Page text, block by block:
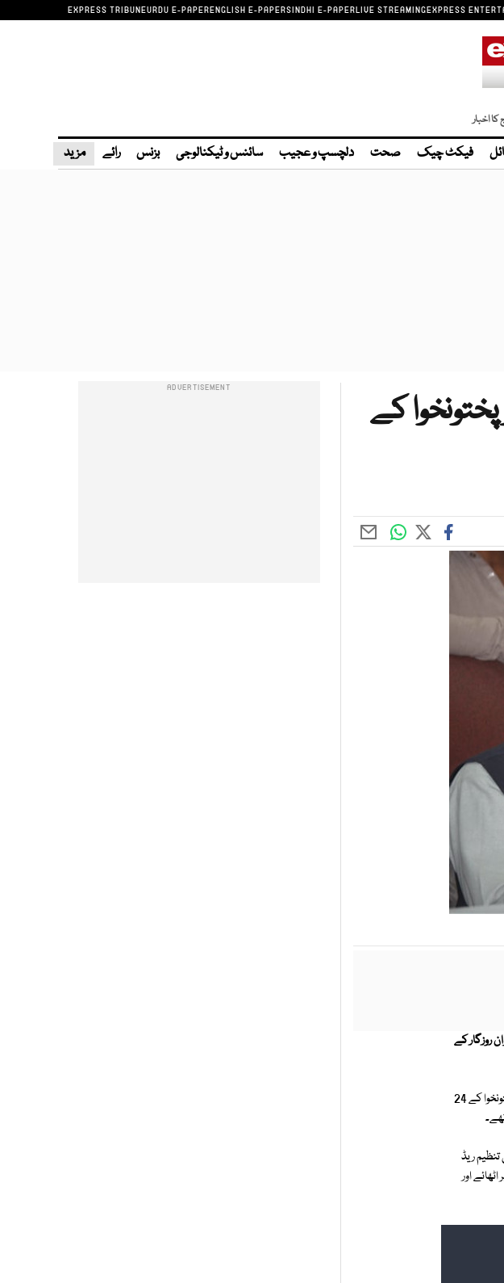
EXPRESS TRIBUNEURDU E-PAPERENGLISH E-PAPERSINDHI E-PAPERLIVE STREAMINGEXPRESS
کا اخبار
فیکٹ چیک صحت دلچسپ و عجیب سائنس و ٹیکنالوجی بزنس رائے مزید
کے
روزگار کے
پشاور میں پریس کانفرنس کرتے ہوئے افغانستان میں لاپتہ خیبر پختونخوا کے نوجوانوں کے لواحقین کا کہنا تھا کہ افغانستان میں خیبر پختونخوا کے 24
ریڈ
سطح پر اٹھائے اور